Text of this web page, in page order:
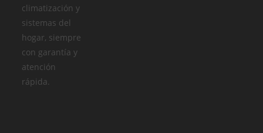
climatización y
sistemas del
hogar, siempre
con garantía y
atención
rápida.